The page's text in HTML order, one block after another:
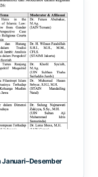
Januari–Desember